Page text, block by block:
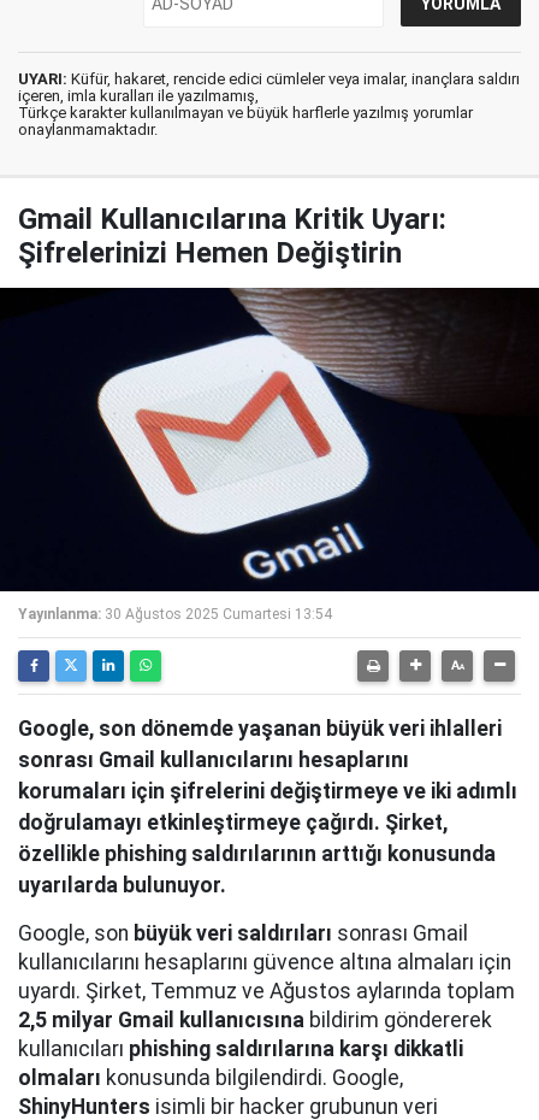
UYARI: Küfür, hakaret, rencide edici cümleler veya imalar, inançlara saldırı
içeren, imla kuralları ile yazılmamış,
Türkçe karakter kullanılmayan ve büyük harflerle yazılmış yorumlar
onaylanmamaktadır.
Gmail Kullanıcılarına Kritik Uyarı:
Şifrelerinizi Hemen Değiştirin
Yayınlanma: 30 Ağustos 2025 Cumartesi 13:54
Google, son dönemde yaşanan büyük veri ihlalleri
sonrası Gmail kullanıcılarını hesaplarını
korumaları için şifrelerini değiştirmeye ve iki adımlı
doğrulamayı etkinleştirmeye çağırdı. Şirket,
özellikle phishing saldırılarının arttığı konusunda
uyarılarda bulunuyor.
Google, son büyük veri saldırıları sonrası Gmail
kullanıcılarını hesaplarını güvence altına almaları için
uyardı. Şirket, Temmuz ve Ağustos aylarında toplam
2,5 milyar Gmail kullanıcısına bildirim göndererek
kullanıcıları phishing saldırılarına karşı dikkatli
olmaları konusunda bilgilendirdi. Google,
ShinyHunters isimli bir hacker grubunun veri